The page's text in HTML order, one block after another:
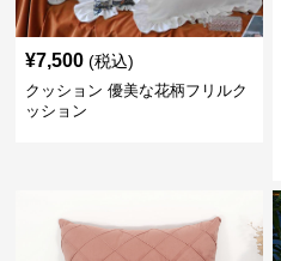
¥7,500 (税込)
クッション 優美な花柄フリルク
ッション